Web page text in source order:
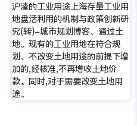
沪渣的工业用途上海存量工业用
地盘活利用的机制与政策创新研
究(转)-城市规划博客、通过土
地。现有的工业用地在符合规
划、不改变土地用途的前提下增
加的,经核准,不再增收土地价
款。同时,对于需要改变土地用
途。